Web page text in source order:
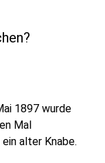
1897 wurde
Mal
alter Knabe.